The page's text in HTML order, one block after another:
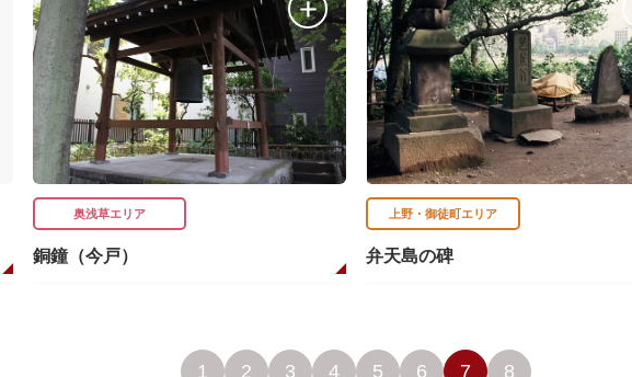
奥浅草エリア
銅鐘（今戸）
上野・御徒町エリア
弁天島の碑
1 2 3 4 5 6 7 8